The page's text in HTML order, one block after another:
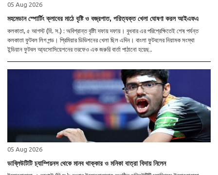
05 Aug 2026
মহমেডান স্পোর্টিং ক্লাবের মাঠে বৃষ্টি ও বজ্রপাত, পরিত্যক্ত খেলা ঘোষণা করল আইএফএ
কলকাতা, ৫ আগস্ট (হি. স.) : অবিশ্রান্ত বৃষ্টিা দফায় দফায়। বুধবার এর পরিপ্রেক্ষিতেই শেষ পর্যন্ত
কলকাতা ফুটবল লিগ পন্ড। প্রিমিয়ার ডিভিশনের খেলা ছিল এদিন। বাংলা ফুটবলের নিয়ামক সংস্থা
ইন্ডিয়ান ফুটবল আ্যসোসিয়েশনের তরফেও এক জরুরি বার্তা পাঠানো হয়েছ..
05 Aug 2026
ডাব্লিউটিটি চ্যাম্পিয়নস থেকে মানব থাক্কার ও মনিকা বাত্রা বিদায় নিলেন